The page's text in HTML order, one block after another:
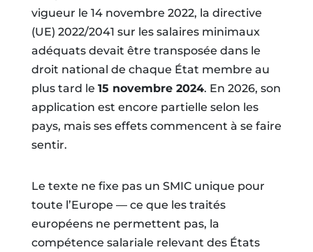
vigueur le 14 novembre 2022, la directive
(UE) 2022/2041 sur les salaires minimaux
adéquats devait être transposée dans le
droit national de chaque État membre au
plus tard le 15 novembre 2024. En 2026, son
application est encore partielle selon les
pays, mais ses effets commencent à se faire
sentir.
Le texte ne fixe pas un SMIC unique pour
toute l’Europe — ce que les traités
européens ne permettent pas, la
compétence salariale relevant des États